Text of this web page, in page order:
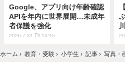
Google、アプリ向け年齢確認
APIを年内に世界展開…未成年
者保護を強化
2026.7.31 Fri 13:45
ホーム › 教育・受験 › 小学生 › 記事 › 写真・